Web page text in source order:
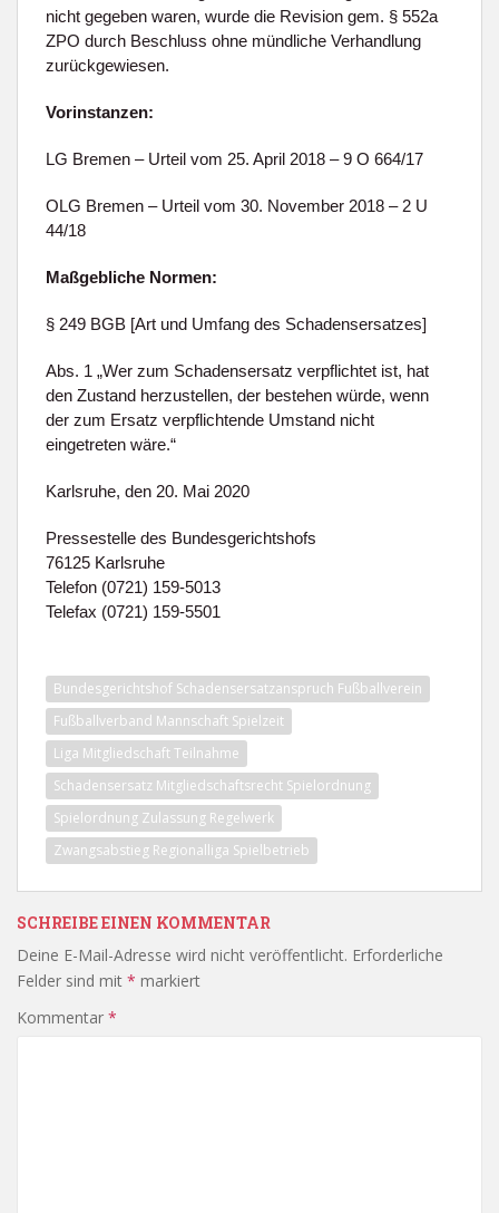
nicht gegeben waren, wurde die Revision gem. § 552a
ZPO durch Beschluss ohne mündliche Verhandlung
zurückgewiesen.
Vorinstanzen:
LG Bremen – Urteil vom 25. April 2018 – 9 O 664/17
OLG Bremen – Urteil vom 30. November 2018 – 2 U
44/18
Maßgebliche Normen:
§ 249 BGB [Art und Umfang des Schadensersatzes]
Abs. 1 „Wer zum Schadensersatz verpflichtet ist, hat
den Zustand herzustellen, der bestehen würde, wenn
der zum Ersatz verpflichtende Umstand nicht
eingetreten wäre.“
Karlsruhe, den 20. Mai 2020
Pressestelle des Bundesgerichtshofs
76125 Karlsruhe
Telefon (0721) 159-5013
Telefax (0721) 159-5501
Bundesgerichtshof Schadensersatzanspruch Fußballverein
Fußballverband Mannschaft Spielzeit
Liga Mitgliedschaft Teilnahme
Schadensersatz Mitgliedschaftsrecht Spielordnung
Spielordnung Zulassung Regelwerk
Zwangsabstieg Regionalliga Spielbetrieb
SCHREIBE EINEN KOMMENTAR
Deine E-Mail-Adresse wird nicht veröffentlicht. Erforderliche
Felder sind mit * markiert
Kommentar *